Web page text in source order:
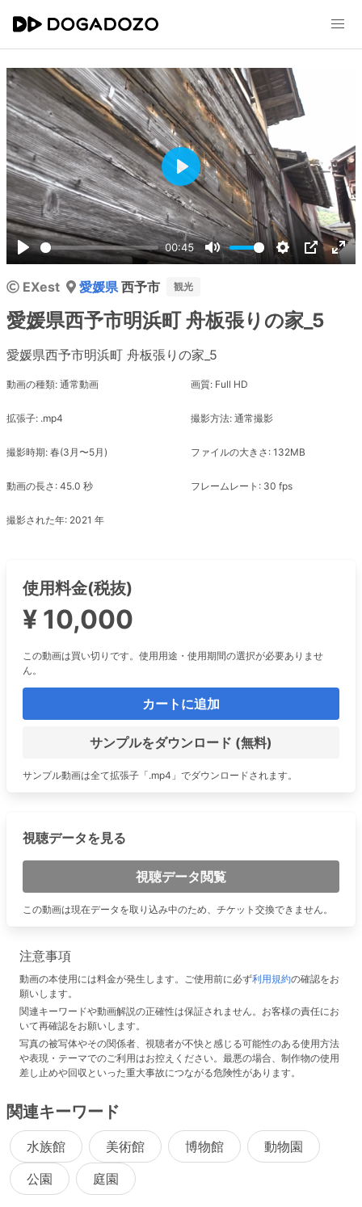
Play
00:45
Mute Settings
PIP
Play
EXest 愛媛県西予市 観光
愛媛県西予市明浜町 舟板張りの家_5
愛媛県西予市明浜町 舟板張りの家_5
動画の種類: 通常動画 画質: Full HD
拡張子: .mp4 撮影方法: 通常撮影
撮影時期: 春(3月〜5月) ファイルの大きさ: 132MB
動画の長さ: 45.0 秒 フレームレート: 30 fps
撮影された年: 2021 年
使用料金(税抜)
¥ 10,000
この動画は買い切りです。使用用途・使用期間の選択が必要ありませ
ん。
カートに追加
サンプルをダウンロード (無料)
サンプル動画は全て拡張子「.mp4」でダウンロードされます。
視聴データを見る
視聴データ閲覧
この動画は現在データを取り込み中のため、チケット交換できません。
注意事項
動画の本使用には料金が発生します。ご使用前に必ず利用規約の確認をお
願いします。
関連キーワードや動画解説の正確性は保証されません。お客様の責任にお
いて再確認をお願いします。
写真の被写体やその関係者、視聴者が不快と感じる可能性のある使用方法
や表現・テーマでのご利用はお控えください。最悪の場合、制作物の使用
差し止めや回収といった重大事故につながる危険性があります。
関連キーワード
水族館 美術館 博物館
動物園
公園
庭園